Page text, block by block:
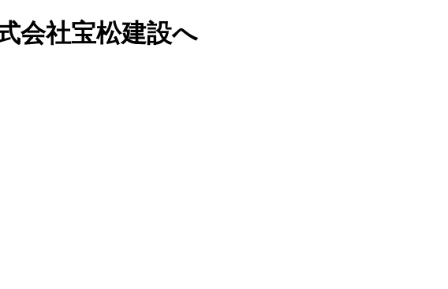
会社宝松建設へ